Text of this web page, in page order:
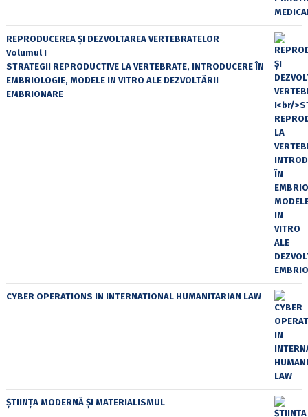
REPRODUCEREA ȘI DEZVOLTAREA VERTEBRATELOR
Volumul I
STRATEGII REPRODUCTIVE LA VERTEBRATE, INTRODUCERE ÎN
EMBRIOLOGIE, MODELE IN VITRO ALE DEZVOLTĂRII
EMBRIONARE
CYBER OPERATIONS IN INTERNATIONAL HUMANITARIAN LAW
ȘTIINȚA MODERNĂ ȘI MATERIALISMUL